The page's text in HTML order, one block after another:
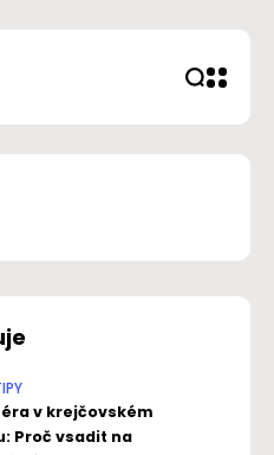
v krejčovském
Proč vsadit na